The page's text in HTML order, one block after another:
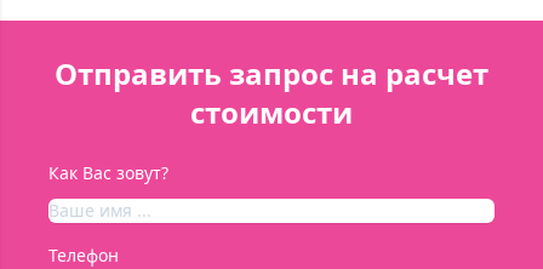
Отправить запрос на расчет
стоимости
Как Вас зовут?
Телефон